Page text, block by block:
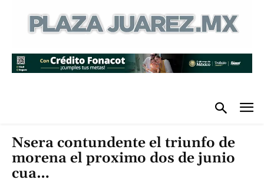
Nsera contundente el triunfo de
morena el proximo dos de junio
cua…